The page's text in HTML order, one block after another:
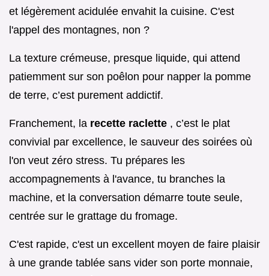
et légèrement acidulée envahit la cuisine. C'est
l'appel des montagnes, non ?
La texture crémeuse, presque liquide, qui attend
patiemment sur son poêlon pour napper la pomme
de terre, c’est purement addictif.
Franchement, la recette raclette , c’est le plat
convivial par excellence, le sauveur des soirées où
l'on veut zéro stress. Tu prépares les
accompagnements à l'avance, tu branches la
machine, et la conversation démarre toute seule,
centrée sur le grattage du fromage.
C'est rapide, c'est un excellent moyen de faire plaisir
à une grande tablée sans vider son porte monnaie,